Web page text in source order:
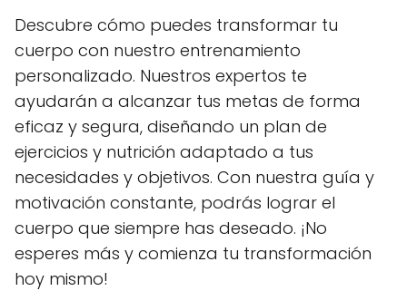
Descubre cómo puedes transformar tu
cuerpo con nuestro entrenamiento
personalizado. Nuestros expertos te
ayudarán a alcanzar tus metas de forma
eficaz y segura, diseñando un plan de
ejercicios y nutrición adaptado a tus
necesidades y objetivos. Con nuestra guía y
motivación constante, podrás lograr el
cuerpo que siempre has deseado. ¡No
esperes más y comienza tu transformación
hoy mismo!